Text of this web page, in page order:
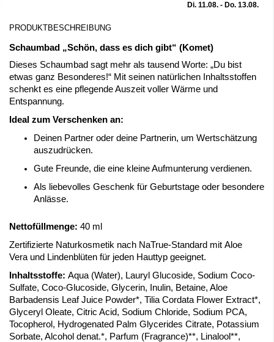
Di. 11.08. - Do. 13.08.
PRODUKTBESCHREIBUNG
Schaumbad „Schön, dass es dich gibt“ (Komet)
Dieses Schaumbad sagt mehr als tausend Worte: „Du bist
etwas ganz Besonderes!“ Mit seinen natürlichen Inhaltsstoffen
schenkt es eine pflegende Auszeit voller Wärme und
Entspannung.
Ideal zum Verschenken an:
Deinen Partner oder deine Partnerin, um Wertschätzung
auszudrücken.
Gute Freunde, die eine kleine Aufmunterung verdienen.
Als liebevolles Geschenk für Geburtstage oder besondere
Anlässe.
Nettofüllmenge: 40 ml
Zertifizierte Naturkosmetik nach NaTrue-Standard mit Aloe
Vera und Lindenblüten für jeden Hauttyp geeignet.
Inhaltsstoffe: Aqua (Water), Lauryl Glucoside, Sodium Coco-
Sulfate, Coco-Glucoside, Glycerin, Inulin, Betaine, Aloe
Barbadensis Leaf Juice Powder*, Tilia Cordata Flower Extract*,
Glyceryl Oleate, Citric Acid, Sodium Chloride, Sodium PCA,
Tocopherol, Hydrogenated Palm Glycerides Citrate, Potassium
Sorbate, Alcohol denat.*, Parfum (Fragrance)**, Linalool**,